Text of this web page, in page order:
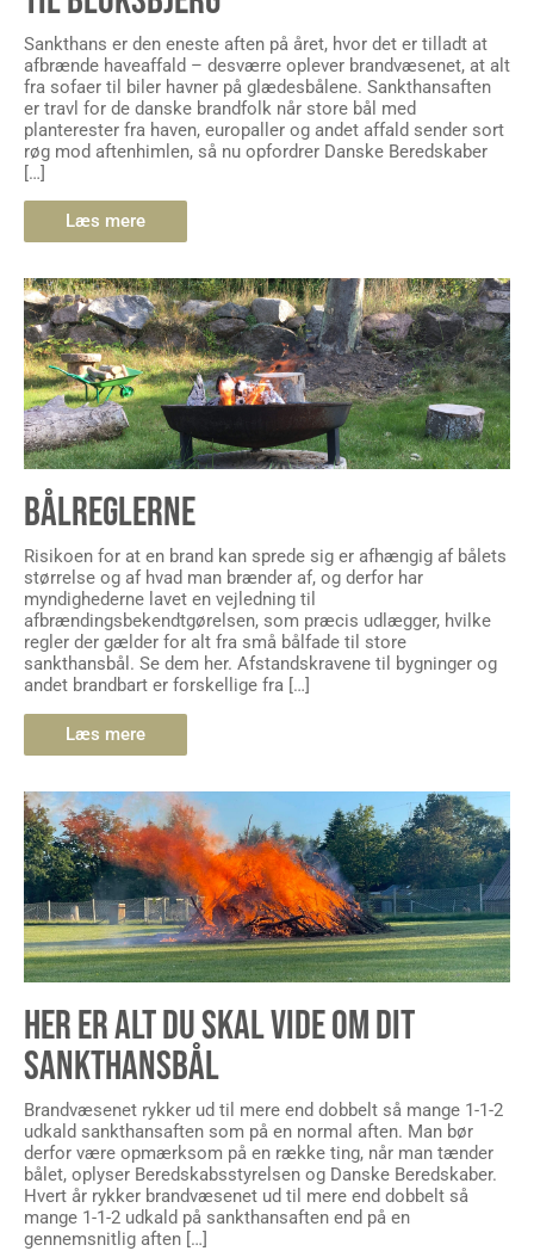
Sankthans er den eneste aften på året, hvor det er tilladt at
afbrænde haveaffald – desværre oplever brandvæsenet, at alt
fra sofaer til biler havner på glædesbålene. Sankthansaften
er travl for de danske brandfolk når store bål med
planterester fra haven, europaller og andet affald sender sort
røg mod aftenhimlen, så nu opfordrer Danske Beredskaber
[…]
Læs mere
BÅLREGLERNE
Risikoen for at en brand kan sprede sig er afhængig af bålets
størrelse og af hvad man brænder af, og derfor har
myndighederne lavet en vejledning til
afbrændingsbekendtgørelsen, som præcis udlægger, hvilke
regler der gælder for alt fra små bålfade til store
sankthansbål. Se dem her. Afstandskravene til bygninger og
andet brandbart er forskellige fra […]
Læs mere
HER ER ALT DU SKAL VIDE OM DIT
SANKTHANSBÅL
Brandvæsenet rykker ud til mere end dobbelt så mange 1-1-2
udkald sankthansaften som på en normal aften. Man bør
derfor være opmærksom på en række ting, når man tænder
bålet, oplyser Beredskabsstyrelsen og Danske Beredskaber.
Hvert år rykker brandvæsenet ud til mere end dobbelt så
mange 1-1-2 udkald på sankthansaften end på en
gennemsnitlig aften […]